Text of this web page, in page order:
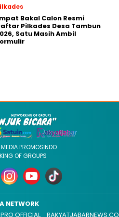
Bakal Calon Resmi
Pilkades Desa Tambun
Satu Masih Ambil
PROMOSINDO
OF GROUPS
NETWORK
OFFICIAL